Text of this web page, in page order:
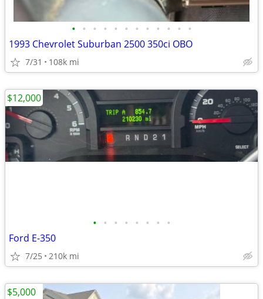
• • • • • • • • • • • •
1993 Chevrolet Suburban 2500 350ci OBO
7/31 108k mi
• • • • • • • •
Ford E-350
7/25 210k mi
$12,000
$5,000